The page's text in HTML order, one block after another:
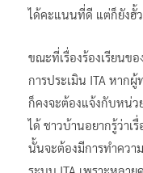
ได้คะแนนที่ดี แต่ก็ยังฮั้
ขณะที่เรื่องร้องเรียนข
การประเมิน ITA หาก
ก็คงจะต้องแจ้งกับหน่ว
ได้ ชาวบ้านอยากรู้ว่าเ
นั้นจะต้องมีการทำควา